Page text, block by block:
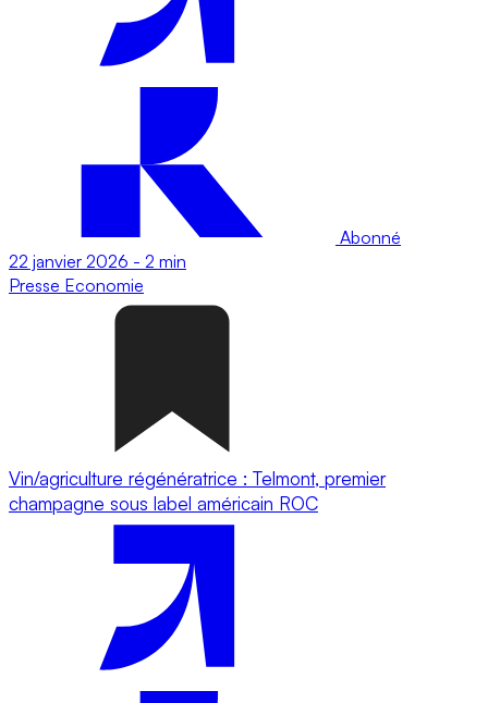
Abonné
22 janvier 2026 - 2 min
Presse Economie
Vin/agriculture régénératrice : Telmont, premier
champagne sous label américain ROC